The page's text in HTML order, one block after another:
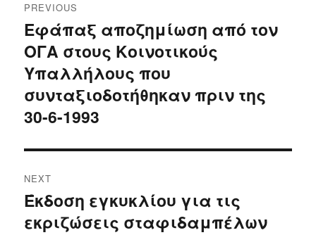
navigation
PREVIOUS
Previous
post:
Εφάπαξ αποζημίωση από τον
ΟΓΑ στους Κοινοτικούς
Υπαλλήλους που
συνταξιοδοτήθηκαν πριν της
30-6-1993
NEXT
Next
post:
Έκδοση εγκυκλίου για τις
εκριζώσεις σταφιδαμπέλων